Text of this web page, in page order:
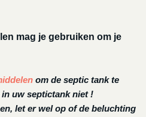
mag je gebruiken om je
om de septic tank te
uw septictank niet !
let er wel op of de beluchting